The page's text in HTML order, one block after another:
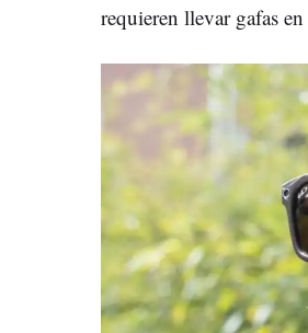
requieren llevar gafas